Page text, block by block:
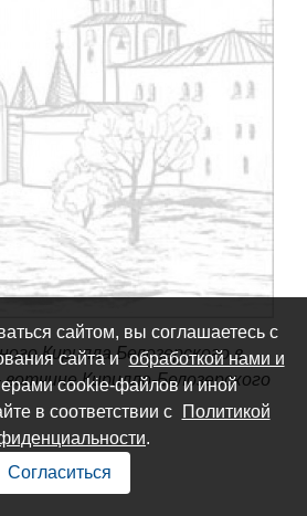
Кирилла Белозерского в
Кирилло-Белозерского
сайтом, вы соглашаетесь с
сайта и обработкой нами и
cookie-файлов и иной
в соответствии с
Политикой
.
Согласиться